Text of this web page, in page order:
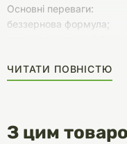
Основні переваги:
беззернова формула;
організму собаки
ЧИТАТИ ПОВНІСТЮ
З цим